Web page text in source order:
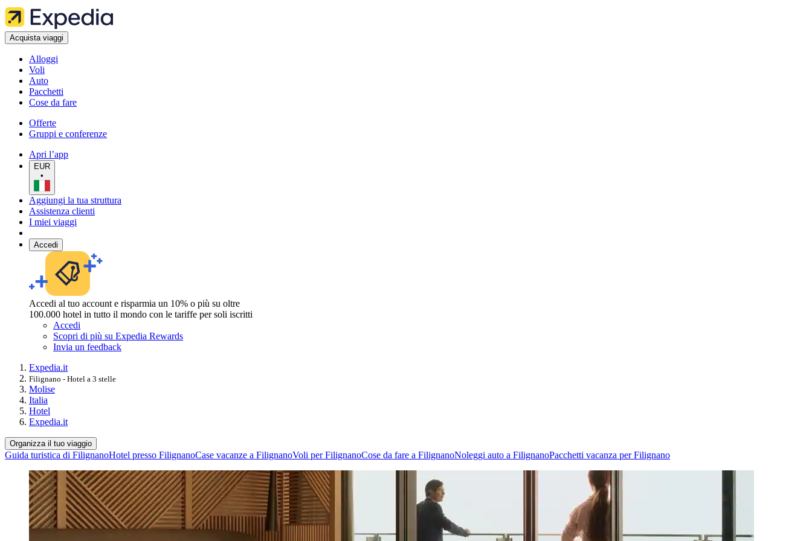
Acquista viaggi
Alloggi
Voli
Auto
Pacchetti
Cose da fare
Offerte
Gruppi e conferenze
Apri l’app
EUR
•
Aggiungi la tua struttura
Assistenza clienti
I miei viaggi
Accedi
Accedi al tuo account e risparmia un 10% o più su oltre
100.000 hotel in tutto il mondo con le tariffe per soli iscritti
Accedi
Scopri di più su Expedia Rewards
Invia un feedback
Expedia.it
Filignano - Hotel a 3 stelle
Molise
Italia
Hotel
Expedia.it
Organizza il tuo viaggio
Guida turistica di FilignanoHotel presso FilignanoCase vacanze a FilignanoVoli per FilignanoCose da fare a FilignanoNoleggi auto a FilignanoPacchetti vacanza per Filignano